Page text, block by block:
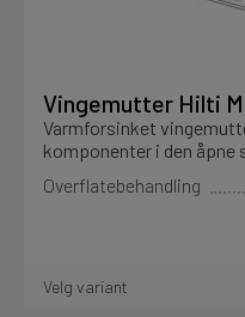
Vingemutter Hilti
Varmforsinket
komponenter i den åpne
Overflatebehandling
Velg variant